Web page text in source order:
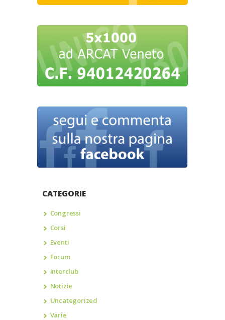
CATEGORIE
Congressi
Corsi
Eventi
Forum
Interclub
Notizie
Uncategorized
Varie